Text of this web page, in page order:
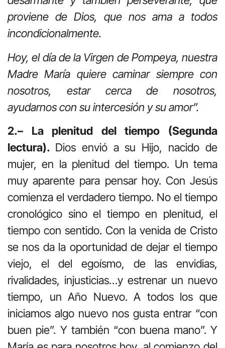
proviene de Dios, que nos ama a todos
incondicionalmente.
Hoy, el día de la Virgen de Pompeya, nuestra
Madre María quiere caminar siempre con
nosotros, estar cerca de nosotros,
ayudarnos con su intercesión y su amor”.
2.– La plenitud del tiempo (Segunda
lectura). Dios envió a su Hijo, nacido de
mujer, en la plenitud del tiempo. Un tema
muy aparente para pensar hoy. Con Jesús
comienza el verdadero tiempo. No el tiempo
cronológico sino el tiempo en plenitud, el
tiempo con sentido. Con la venida de Cristo
se nos da la oportunidad de dejar el tiempo
viejo, el del egoísmo, de las envidias,
rivalidades, injusticias…y estrenar un nuevo
tiempo, un Año Nuevo. A todos los que
iniciamos algo nuevo nos gusta entrar “con
buen pie”. Y también “con buena mano”. Y